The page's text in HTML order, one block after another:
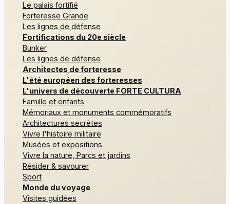
Le palais fortifié
Forteresse Grande
Les lignes de défense
Fortifications du 20e siècle
Bunker
Les lignes de défense
Architectes de forteresse
L'été européen des forteresses
L'univers de découverte FORTE CULTURA
Famille et enfants
Mémoriaux et monuments commémoratifs
Architectures secrètes
Vivre l'histoire militaire
Musées et expositions
Vivre la nature, Parcs et jardins
Résider & savourer
Sport
Monde du voyage
Visites guidées